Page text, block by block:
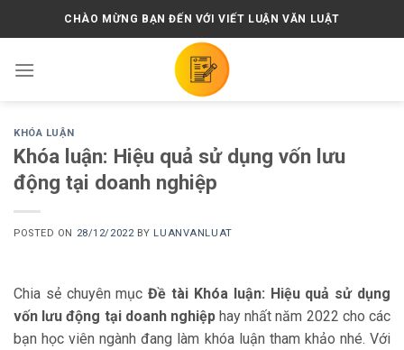
CHÀO MỪNG BẠN ĐẾN VỚI VIẾT LUẬN VĂN LUẬT
KHÓA LUẬN
Khóa luận: Hiệu quả sử dụng vốn lưu
động tại doanh nghiệp
POSTED ON 28/12/2022 BY LUANVANLUAT
Chia sẻ chuyên mục Đề tài Khóa luận: Hiệu quả sử dụng
vốn lưu động tại doanh nghiệphay nhất năm 2022 cho các
bạn học viên ngành đang làm khóa luận tham khảo nhé. Với